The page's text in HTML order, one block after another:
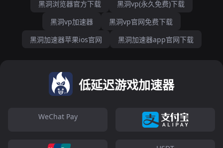
黑洞浏览器官方下载
黑洞vp(永久免费)下载
黑洞vp加速器
黑洞vp官网免费下载
黑洞加速器苹果ios官网
黑洞加速器app官网下载
低延迟游戏加速器
WeChat Pay